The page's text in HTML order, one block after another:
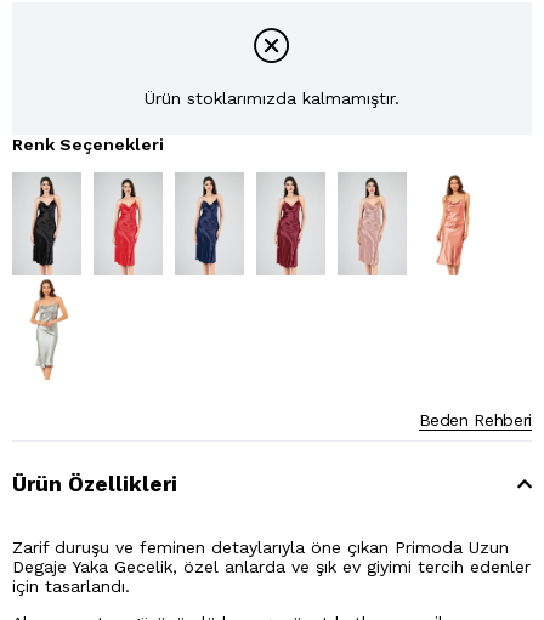
Ürün stoklarımızda kalmamıştır.
Renk Seçenekleri
Beden Rehberi
Ürün Özellikleri
Zarif duruşu ve feminen detaylarıyla öne çıkan Primoda Uzun
Degaje Yaka Gecelik, özel anlarda ve şık ev giyimi tercih edenler
için tasarlandı.